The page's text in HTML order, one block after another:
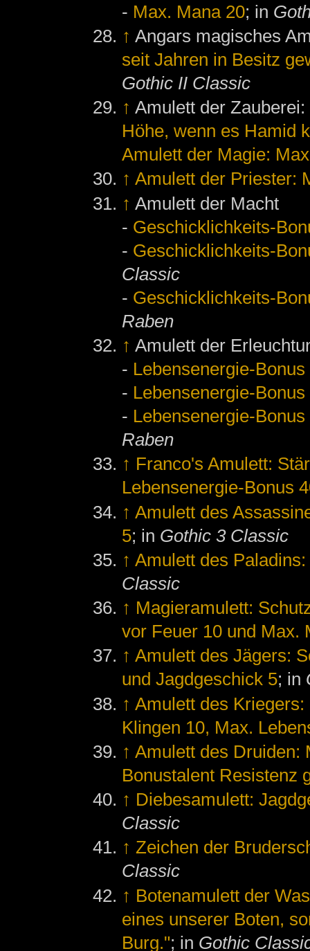
- Max. Mana 20; in
↑ Angars magisches
seit Jahren in Besitz
Gothic II Classic
↑ Amulett der Zauberei:
Höhe, wenn es Hamid
Amulett der Magie:
↑ Amulett der Priester:
↑ Amulett der Macht
- Geschicklichkeits-
- Geschicklichkeits-
Classic
- Geschicklichkeits-
Raben
↑ Amulett der
- Lebensenergie-
- Lebensenergie-
- Lebensenergie-
Raben
↑ Franco's Amulett:
Lebensenergie-Bonus
↑ Amulett des
5; in Gothic 3 Classic
↑ Amulett des
Classic
↑ Magieramulett:
vor Feuer 10 und Max.
↑ Amulett des Jägers:
und Jagdgeschick 5; in
↑ Amulett des
Klingen 10, Max.
↑ Amulett des Druiden:
Bonustalent Resistenz
↑ Diebesamulett:
Classic
↑ Zeichen der
Classic
↑ Botenamulett der
eines unserer Boten,
Burg."; in Gothic